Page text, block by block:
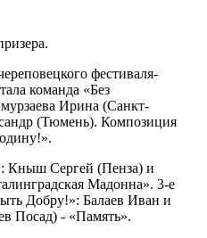
фестиваля-
команда «Без
Ирина (Санкт-
(Тюмень). Композиция
Кныш Сергей (Пенза) и
Мадонна». 3-е
Добру!»: Балаев Иван и
Посад) - «Память».